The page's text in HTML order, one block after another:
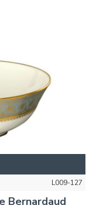
L009-127
Bernardaud